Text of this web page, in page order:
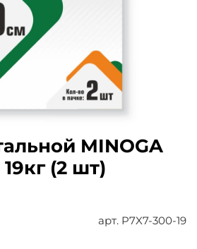
арт. P7X7-300-19
MINOGA
(2 шт)